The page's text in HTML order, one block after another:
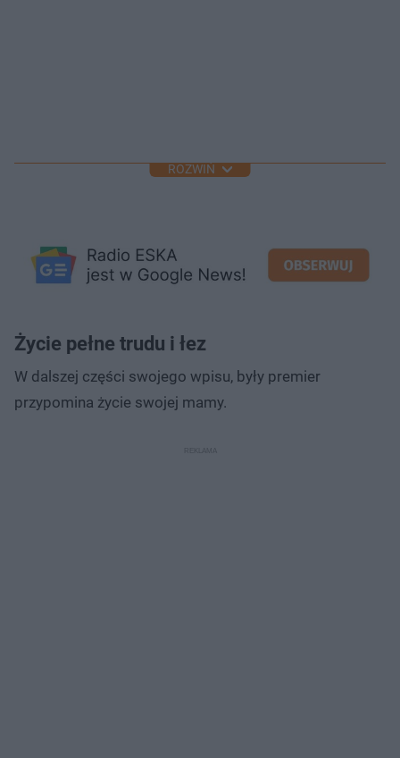
ROZWIŃ
Życie pełne trudu i łez
W dalszej części swojego wpisu, były premier
przypomina życie swojej mamy.